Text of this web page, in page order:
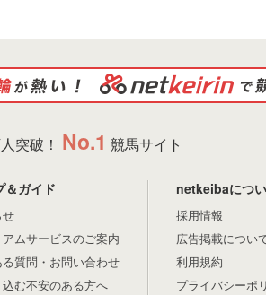
突破！ No.1 競馬サイト
＆ガイド
せ
ムサービスのご案内
る質問・お問い合わせ
む不安のある方へ
netkeibaにつ
採用情報
広告掲載につい
利用規約
プライバシーポ